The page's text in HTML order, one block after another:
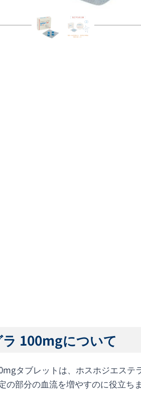
100mgについて
タブレットは、ホスホジエス
の部分の血流を増やすのに役立ちま